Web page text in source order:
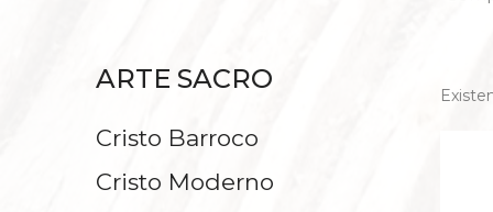
CRUCIFIJOS
ARTE SACRO
Cristo Barroco
Cristo Moderno